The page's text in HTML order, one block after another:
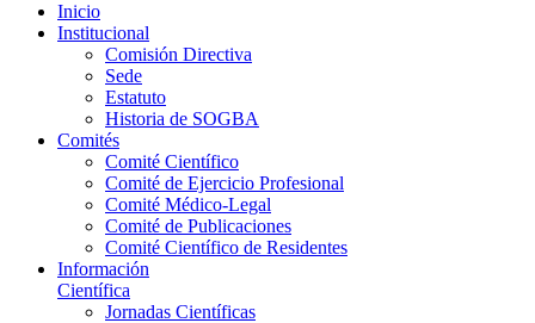
Inicio
Institucional
Comisión Directiva
Sede
Estatuto
Historia de SOGBA
Comités
Comité Científico
Comité de Ejercicio Profesional
Comité Médico-Legal
Comité de Publicaciones
Comité Científico de Residentes
Información
Científica
Jornadas Científicas